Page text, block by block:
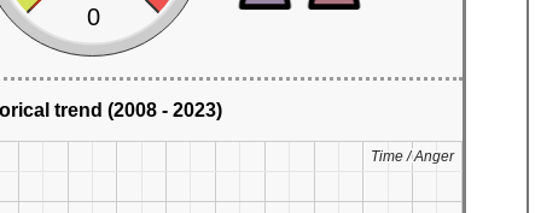
0
trend (2008 - 2023)
Time / Anger
Time / Anger